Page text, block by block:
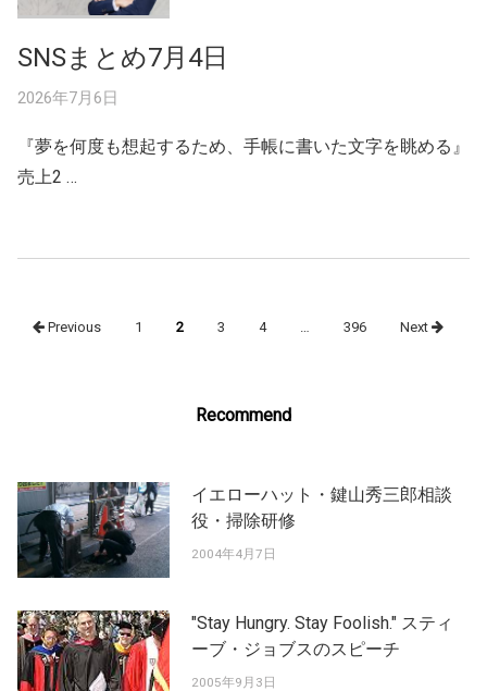
SNSまとめ7月4日
2026年7月6日
『夢を何度も想起するため、手帳に書いた文字を眺める』
売上2 …
navigation
Previous 1 2 3 4 396 Next
Recommend
イエローハット・鍵山秀三郎相談
役・掃除研修
2004年4月7日
"Stay Hungry. Stay Foolish." スティ
ーブ・ジョブスのスピーチ
2005年9月3日